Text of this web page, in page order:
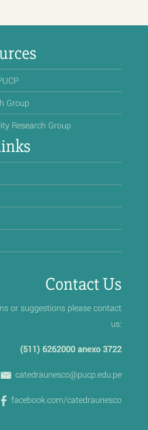
Group
Research Group
Contact Us
or suggestions please contact
us:
(511) 6262000 anexo 3722
catedraunesco@pucp.edu.pe
facebook.com/catedraunesco